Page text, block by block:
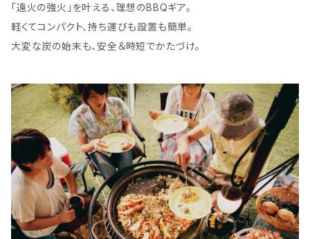
「遠火の強火」を叶える、理想のBBQギア。
軽くてコンパクト、持ち運びも設置も簡単。
大変な炭の始末も、安全＆時短でかたづけ。